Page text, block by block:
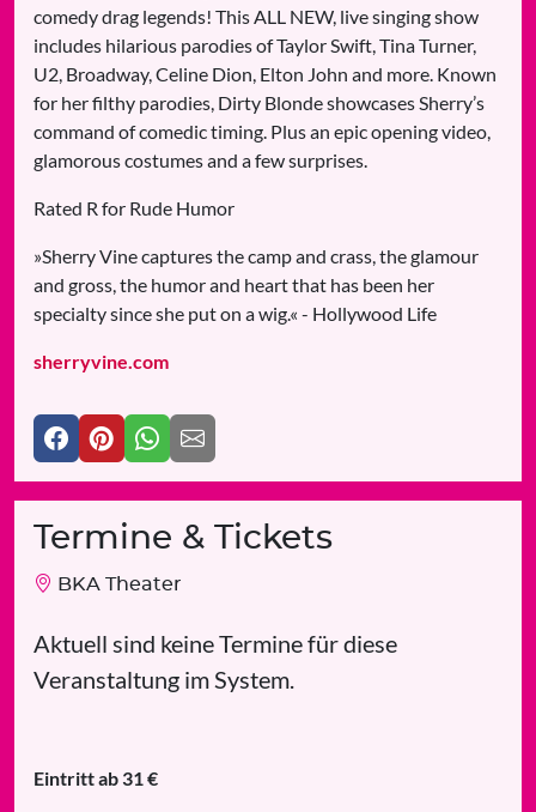
comedy drag legends! This ALL NEW, live singing show
includes hilarious parodies of Taylor Swift, Tina Turner,
U2, Broadway, Celine Dion, Elton John and more. Known
for her filthy parodies, Dirty Blonde showcases Sherry’s
command of comedic timing. Plus an epic opening video,
glamorous costumes and a few surprises.
Rated R for Rude Humor
»Sherry Vine captures the camp and crass, the glamour
and gross, the humor and heart that has been her
specialty since she put on a wig.« - Hollywood Life
sherryvine.com
Termine & Tickets
BKA Theater
Aktuell sind keine Termine für diese
Veranstaltung im System.
Eintritt ab 31 €